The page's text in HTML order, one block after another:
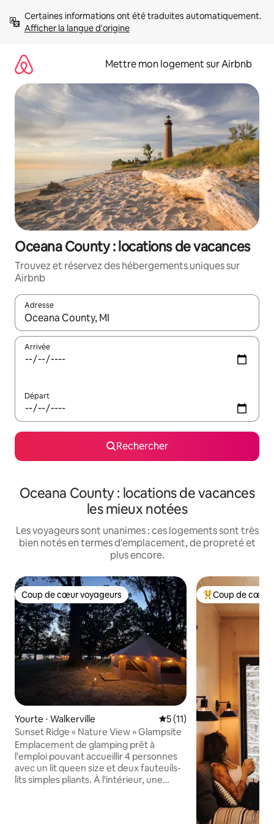
directement
Afficher la langue d'origine
Mettre mon logement sur Airbnb
Oceana County : locations de vacances
Trouvez et réservez des hébergements uniques sur
Airbnb
Adresse
Lorsque les résultats s'affichent, utilisez les flèches vers le
Arrivée
Départ
Rechercher
Oceana County : locations de vacances
les mieux notées
Les voyageurs sont unanimes : ces logements sont très
bien notés en termes d'emplacement, de propreté et
plus encore.
Coup de cœur voyageurs
Coup de cœur voyageurs
Yourte ⋅ Walkerville Évaluation moyenne sur la
5 (11)
Sunset Ridge « Nature View » Glampsite
Emplacement de glamping prêt à
l'emploi pouvant accueillir 4 personnes
avec un lit queen size et deux fauteuils-
lits simples pliants. À l'intérieur, une
Coups de cœur
Coup de cœur